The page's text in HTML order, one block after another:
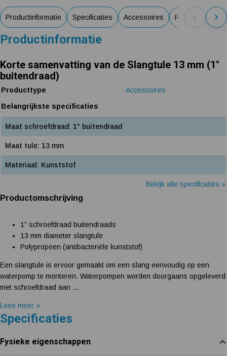
Productinformatie Specificaties Accessoires Reviews van
Productinformatie
Korte samenvatting van de Slangtule 13 mm (1"
buitendraad)
Producttype
Accessoires
Belangrijkste specificaties
Maat schroefdraad: 1" buitendraad
Maat tule: 13 mm
Materiaal: Kunststof
Bekijk alle specificaties »
Productomschrijving
1” schroefdraad buitendraads
13 mm diameter slangtule
Polypropeen (antibacteriële kunststof)
Een slangtule is ervoor gemaakt om een slang eenvoudig op een
waterpomp te monteren. Waterpompen worden doorgaans opgeleverd
met schroefdraad aan ...
Lees meer »
Specificaties
Fysieke eigenschappen